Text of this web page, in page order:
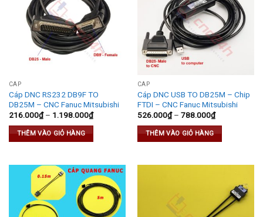
CÁP
Cáp DNC RS232 DB9F TO
DB25M – CNC Fanuc Mitsubishi
216.000₫– 1.198.000₫
THÊM VÀO GIỎ HÀNG
CÁP
Cáp DNC USB TO DB25M – Chip
FTDI – CNC Fanuc Mitsubishi
526.000₫– 788.000₫
THÊM VÀO GIỎ HÀNG